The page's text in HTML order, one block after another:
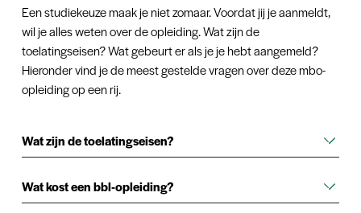
Een studiekeuze maak je niet zomaar. Voordat jij je aanmeldt,
wil je alles weten over de opleiding. Wat zijn de
toelatingseisen? Wat gebeurt er als je je hebt aangemeld?
Hieronder vind je de meest gestelde vragen over deze mbo-
opleiding op een rij.
Wat zijn de toelatingseisen?
vmbo basis-diploma nodig (basisberoepsgerichte leerweg) of
een mbo-diploma op niveau 1.
Wat kost een bbl-opleiding?